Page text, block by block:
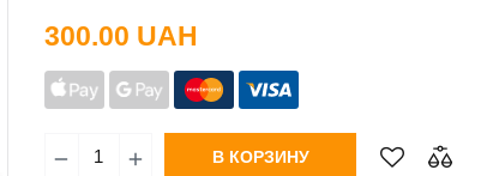
300.00 UAH
В КОРЗИНУ